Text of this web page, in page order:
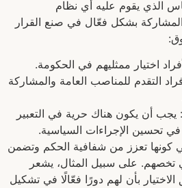
الذي يقوم عليه أي نظام
المشاركة بشكل فعّال في صنع القرار
اختيار ممثليهم في الحكومة.
التقدم للمناصب العامة والمشاركة
: يجب أن يكون هناك حرية في التعبير
تحسين الإجراءات السياسية.
كونها تعزز من شفافية الحكم وتضمن
تخصهم. على سبيل المثال، يشعر
بأن لهم دورًا فعّالًا في تشكيل